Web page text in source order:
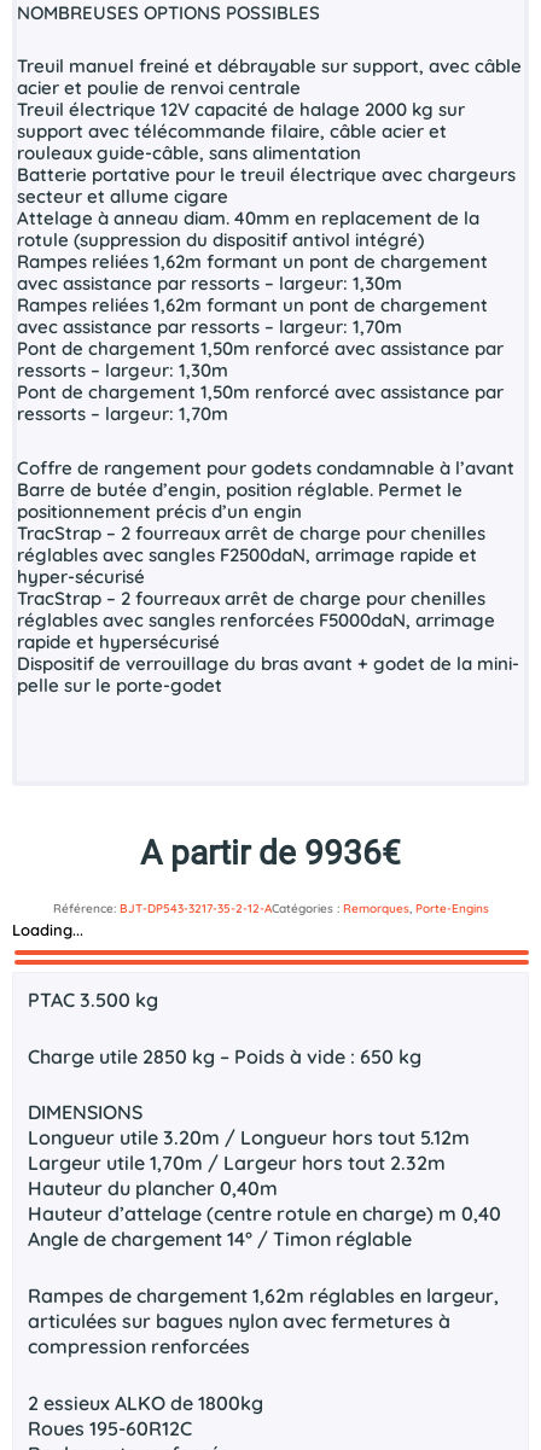
NOMBREUSES OPTIONS POSSIBLES
Treuil manuel freiné et débrayable sur support, avec câble
acier et poulie de renvoi centrale
Treuil électrique 12V capacité de halage 2000 kg sur
support avec télécommande filaire, câble acier et
rouleaux guide-câble, sans alimentation
Batterie portative pour le treuil électrique avec chargeurs
secteur et allume cigare
Attelage à anneau diam. 40mm en replacement de la
rotule (suppression du dispositif antivol intégré)
Rampes reliées 1,62m formant un pont de chargement
avec assistance par ressorts – largeur: 1,30m
Rampes reliées 1,62m formant un pont de chargement
avec assistance par ressorts – largeur: 1,70m
Pont de chargement 1,50m renforcé avec assistance par
ressorts – largeur: 1,30m
Pont de chargement 1,50m renforcé avec assistance par
ressorts – largeur: 1,70m
Coffre de rangement pour godets condamnable à l’avant
Barre de butée d’engin, position réglable. Permet le
positionnement précis d’un engin
TracStrap – 2 fourreaux arrêt de charge pour chenilles
réglables avec sangles F2500daN, arrimage rapide et
hyper-sécurisé
TracStrap – 2 fourreaux arrêt de charge pour chenilles
réglables avec sangles renforcées F5000daN, arrimage
rapide et hypersécurisé
Dispositif de verrouillage du bras avant + godet de la mini-
pelle sur le porte-godet
A partir de 9936€
Référence: BJT-DP543-3217-35-2-12-ACatégories : Remorques, Porte-Engins
Loading...
Description
Documents technique
PTAC 3.500 kg
Charge utile 2850 kg – Poids à vide : 650 kg
DIMENSIONS
Longueur utile 3.20m / Longueur hors tout 5.12m
Largeur utile 1,70m / Largeur hors tout 2.32m
Hauteur du plancher 0,40m
Hauteur d’attelage (centre rotule en charge) m 0,40
Angle de chargement 14° / Timon réglable
Rampes de chargement 1,62m réglables en largeur,
articulées sur bagues nylon avec fermetures à
compression renforcées
2 essieux ALKO de 1800kg
Roues 195-60R12C